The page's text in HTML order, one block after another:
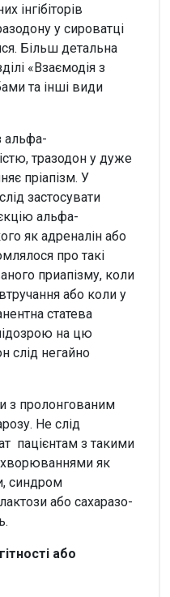
інгібіторів
у сироватці
Більш детальна
«Взаємодія з
та інші види
альфа-
тразодон у дуже
пріапізм. У
застосувати
альфа-
як адреналін або
про такі
приапізму, коли
або коли у
статева
на цю
слід негайно
з пролонгованим
Не слід
пацієнтам з такими
як
синдром
або сахаразо-
або